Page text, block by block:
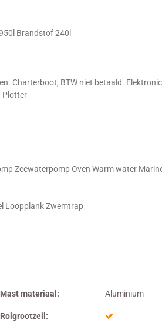
Brandstof 240l
Charterboot, BTW niet betaald.
Plotter
Zeewaterpomp Oven Warm water
Loopplank Zwemtrap
Mast materiaal: Aluminium
Rolgrootzeil: